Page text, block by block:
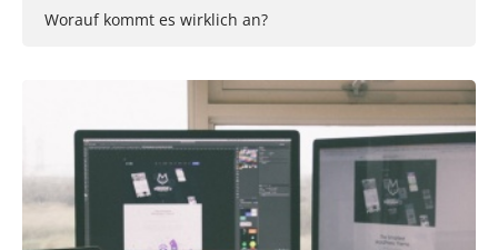
Worauf kommt es wirklich an?